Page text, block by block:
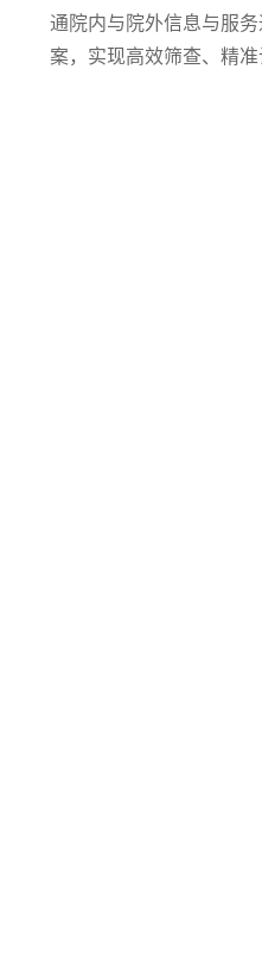
通院内与院外信息与服
案，实现高效筛查、精